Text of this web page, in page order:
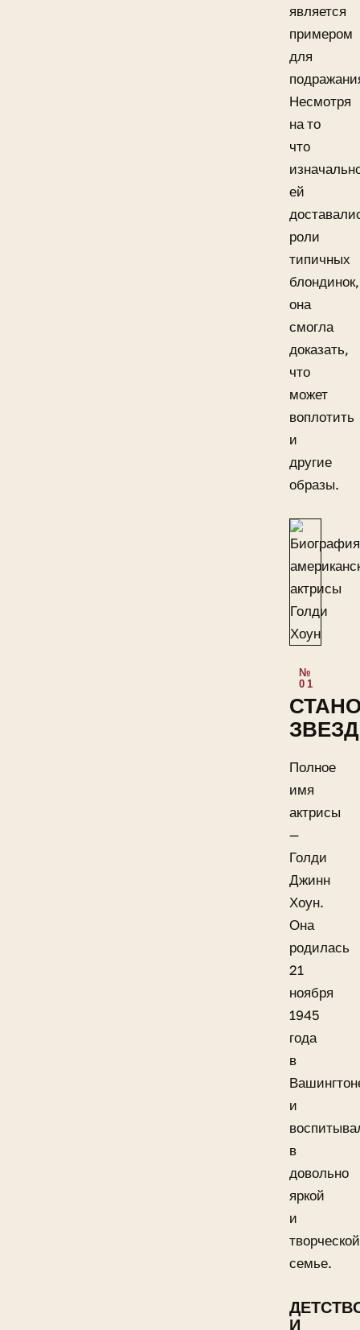
является
примером
для
Несмотря
на то
что
ей
роли
типичных
блондинок,
она
смогла
доказать,
что
может
воплотить
и
другие
образы.
Полное
имя
актрисы
—
Голди
Джинн
Хоун.
Она
родилась
21
ноября
1945
года
в
и
в
довольно
яркой
и
творческой
семье.
И